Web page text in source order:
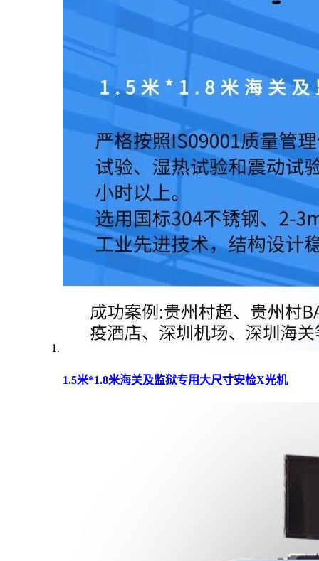
1.5米*1.8米海关及监狱专用大尺寸安检X光机